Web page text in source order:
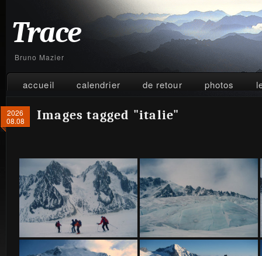
Trace
Bruno Mazier
accueil calendrier de retour photos
2026
08.08
Images tagged "italie"